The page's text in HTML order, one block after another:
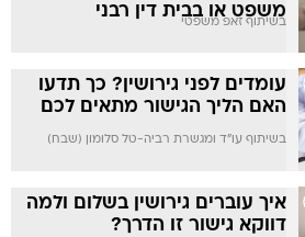
משפט או בבית דין רבני
בשיתוף זאפ משפטי
עומדים לפני גירושין? כך תדעו
האם הליך הגישור מתאים לכם
בשיתוף עו"ד ומגשרת רביה-טל סלומון (שבח)
איך עוברים גירושין בשלום ולמה
דווקא גישור זו הדרך?